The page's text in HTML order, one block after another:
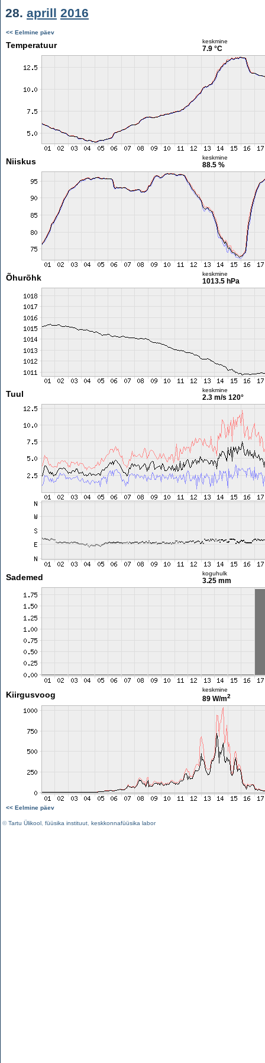
28. aprill 2016
<< Eelmine päev
Temperatuur keskmine
7.9 °C
Niiskus keskmine
88.5 %
Õhurõhk keskmine
1013.5 hPa
Tuul keskmine
2.3 m/s 120°
Sademed koguhulk
3.25 mm
Kiirgusvoog
keskmine
89 W/m2
<< Eelmine päev
©Tartu Ülikool füüsika instituut keskkonnafüüsika labor